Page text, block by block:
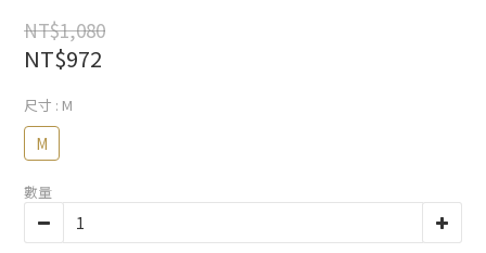
NT$1,080
NT$972
尺寸 : M
M
數量